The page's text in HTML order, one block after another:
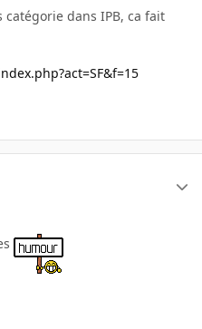
dans IPB, ca fait